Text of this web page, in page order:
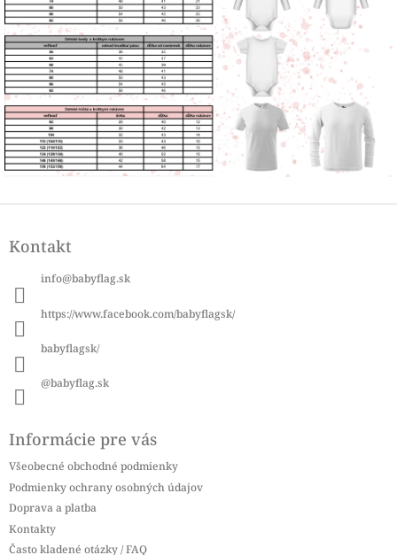
pKontakt
info@babyflag.sk
https://www.facebook.com/babyflagsk/
babyflagsk/
@babyflag.sk
Informácie pre vás
Všeobecné obchodné podmienky
Podmienky ochrany osobných údajov
Doprava a platba
Kontakty
Často kladené otázky / FAQ